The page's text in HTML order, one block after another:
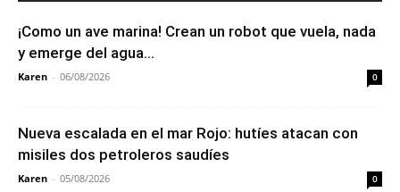
¡Como un ave marina! Crean un robot que vuela, nada
y emerge del agua...
Karen - 06/08/2026 0
Nueva escalada en el mar Rojo: hutíes atacan con
misiles dos petroleros saudíes
Karen - 05/08/2026 0